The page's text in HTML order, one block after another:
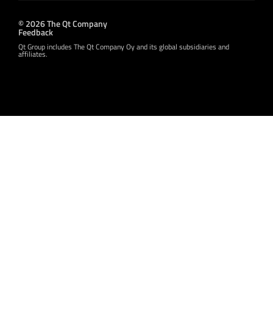
© 2026 The Qt Company
Feedback
Qt Group includes The Qt Company Oy and its global subsidiaries and
affiliates.